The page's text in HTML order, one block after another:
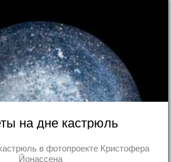
на дне кастрюль
в фотопроекте Кристофера
Йонассена